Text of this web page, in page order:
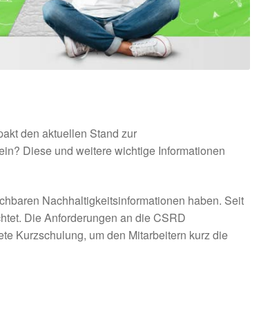
den aktuellen Stand zur
Diese und weitere wichtige Informationen
Nachhaltigkeitsinformationen haben. Seit
Die Anforderungen an die CSRD
Kurzschulung, um den Mitarbeitern kurz die